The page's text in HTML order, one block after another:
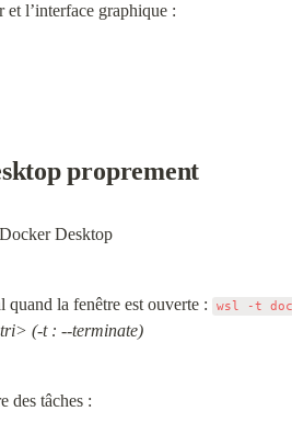
l’interface graphique :
proprement
Desktop
quand la fenêtre est ouverte : wsl -t
(-t : --terminate)
des tâches :